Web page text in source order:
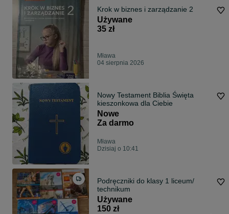
Krok w biznes i zarządzanie 2
Używane
35 zł
Mława
04 sierpnia 2026
Nowy Testament Biblia Święta
kieszonkowa dla Ciebie
Nowe
Za darmo
Mława
Dzisiaj o 10:41
Podręczniki do klasy 1 liceum/
technikum
Używane
150 zł